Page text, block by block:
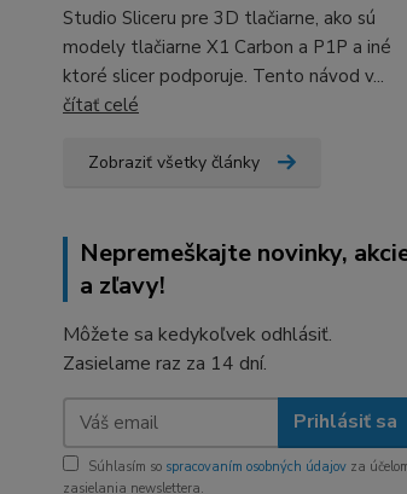
Studio Sliceru pre 3D tlačiarne, ako sú
modely tlačiarne X1 Carbon a P1P a iné
ktoré slicer podporuje. Tento návod v...
čítať celé
Zobraziť všetky články
Nepremeškajte novinky,
a zľavy!
Môžete sa kedykoľvek odhlásiť.
Zasielame raz za 14 dní.
Prihlásiť sa
Súhlasím so spracovaním osobných údajov za
zasielania newslettera.